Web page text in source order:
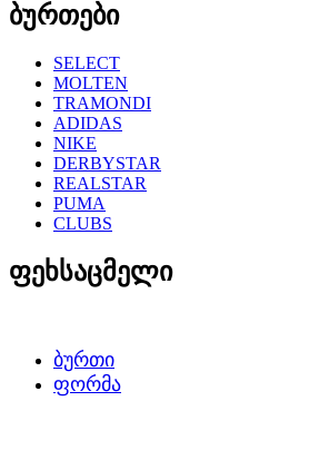
ბურთები
SELECT
MOLTEN
TRAMONDI
ADIDAS
NIKE
DERBYSTAR
REALSTAR
PUMA
CLUBS
ფეხსაცმელი
ᲑᲣᲠᲗᲘ
ᲤᲝᲠᲛᲐ